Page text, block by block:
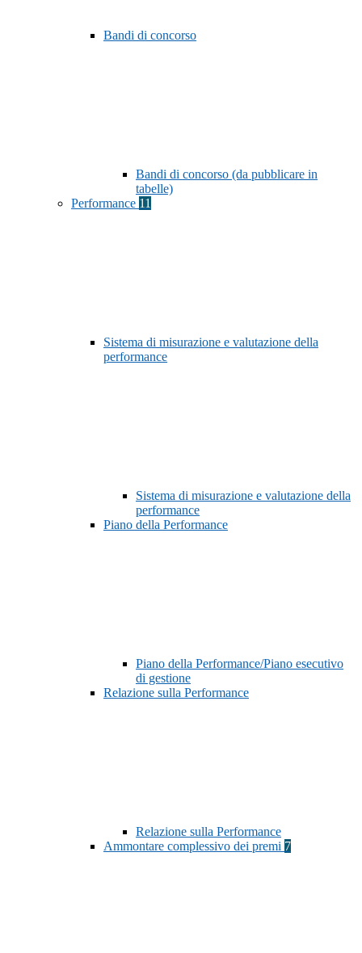
Bandi di concorso
Bandi di concorso (da pubblicare in
tabelle)
Performance 11
Sistema di misurazione e valutazione della
performance
Sistema di misurazione e valutazione della
performance
Piano della Performance
Piano della Performance/Piano esecutivo
di gestione
Relazione sulla Performance
Relazione sulla Performance
Ammontare complessivo dei premi 7